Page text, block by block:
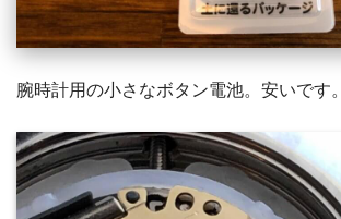
腕時計用の小さなボタン電池。安いです。